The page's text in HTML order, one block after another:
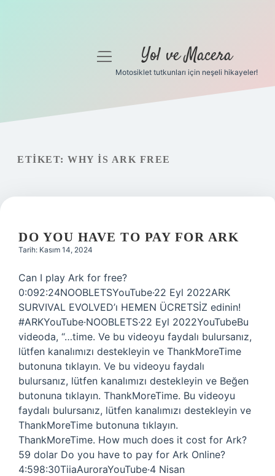
Gizlilik Politikası
menüyü
Yol ve Macera
Motosiklet tutkunları için neşeli hikayeler!
ETIKET: WHY IS ARK FREE
DO YOU HAVE TO PAY FOR ARK
Tarih: Kasım 14, 2024
Can I play Ark for free?
0:092:24NOOBLETSYouTube·22 Eyl 2022ARK
SURVIVAL EVOLVED’ı HEMEN ÜCRETSİZ edinin!
#ARKYouTube·NOOBLETS·22 Eyl 2022YouTubeBu
videoda, “…time. Ve bu videoyu faydalı bulursanız,
lütfen kanalımızı destekleyin ve ThankMoreTime
butonuna tıklayın. Ve bu videoyu faydalı
bulursanız, lütfen kanalımızı destekleyin ve Beğen
butonuna tıklayın. ThankMoreTime. Bu videoyu
faydalı bulursanız, lütfen kanalımızı destekleyin ve
ThankMoreTime butonuna tıklayın.
ThankMoreTime. How much does it cost for Ark?
59 dolar Do you have to pay for Ark Online?
4:598:30TiiaAuroraYouTube·4 Nisan